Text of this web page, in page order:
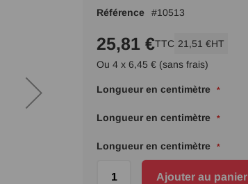
Référence 10513
25,81 €TTC 21,51 €HT
Ou 4 x 6,45 € (sans frais)
Longueur en centimètre
Longueur en centimètre
Longueur en centimètre
Ajouter au panier